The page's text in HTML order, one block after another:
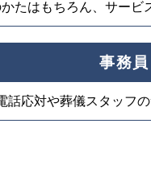
たはもちろん、サー
事務員
話応対や葬儀スタッフ